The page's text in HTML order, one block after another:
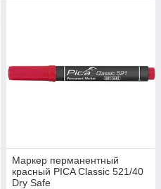
Маркер перманентный
красный PICA Classic 521/40
Dry Safe